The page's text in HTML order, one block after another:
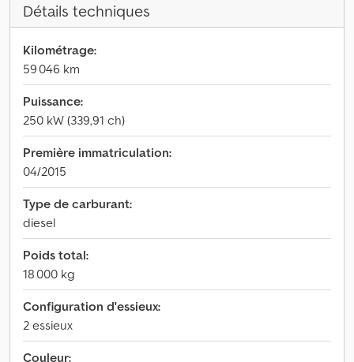
Détails techniques
Kilométrage:
59 046 km
Puissance:
250 kW (339,91 ch)
Première immatriculation:
04/2015
Type de carburant:
diesel
Poids total:
18 000 kg
Configuration d'essieux:
2 essieux
Couleur: